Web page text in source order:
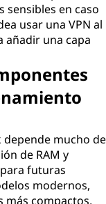
en caso
usar una VPN al
añadir una capa
depende mucho de
de RAM y
futuras
modernos,
más compactos,